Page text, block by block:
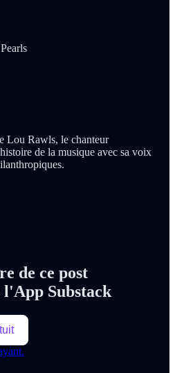
Lou Rawls, le chanteur
de la musique avec sa voix
de ce post
Substack